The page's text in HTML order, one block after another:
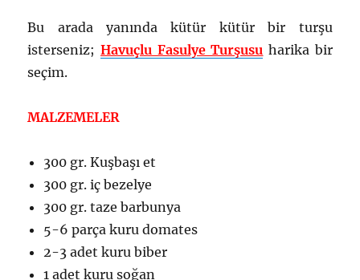
Bu arada yanında kütür kütür bir turşu
isterseniz;Havuçlu Fasulye Turşusu harika bir
seçim.
MALZEMELER
300 gr. Kuşbaşı et
300 gr. iç bezelye
300 gr. taze barbunya
5-6 parça kuru domates
2-3 adet kuru biber
1 adet kuru soğan